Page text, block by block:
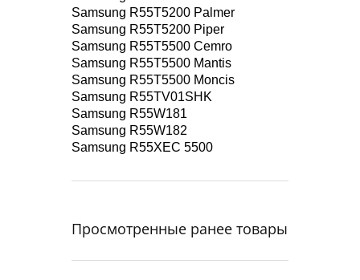
Samsung R55T5200 Palmer
Samsung R55T5200 Piper
Samsung R55T5500 Cemro
Samsung R55T5500 Mantis
Samsung R55T5500 Moncis
Samsung R55TV01SHK
Samsung R55W181
Samsung R55W182
Samsung R55XEC 5500
Просмотренные ранее товары